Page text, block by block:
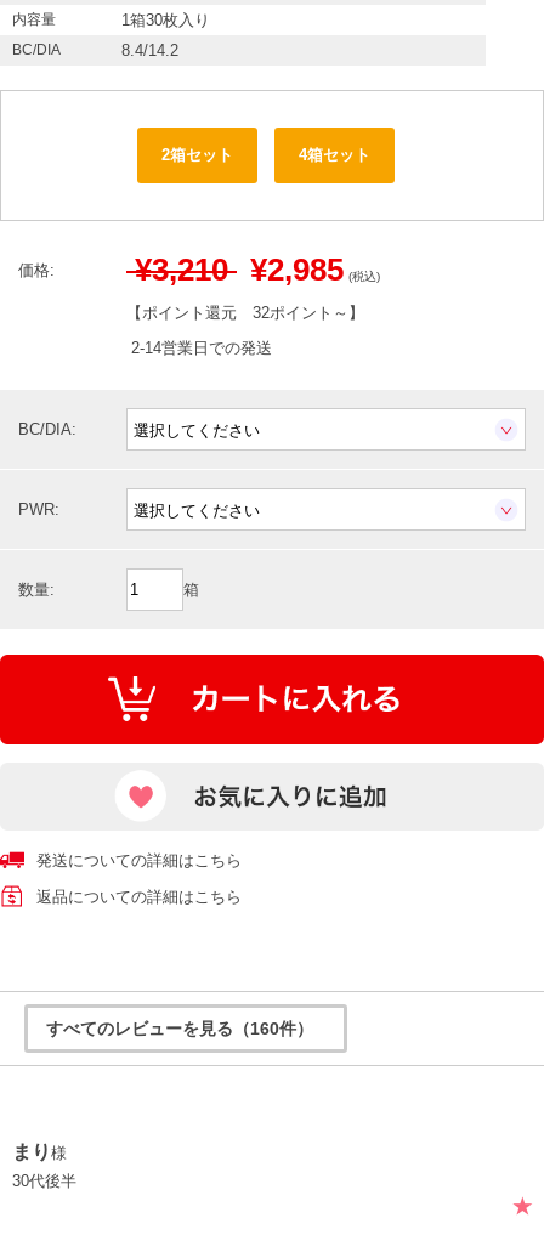
内容量 1箱30枚入り
BC/DIA 8.4/14.2
2箱セット 4箱セット
価格: ¥3,210 ¥2,985 (税込)
【ポイント還元 32ポイント～ 】
2-14営業日での発送
BC/DIA:
PWR:
数量: 箱
発送についての詳細はこちら
返品についての詳細はこちら
すべてのレビューを見る（160件）
まり 様
30代後半
★